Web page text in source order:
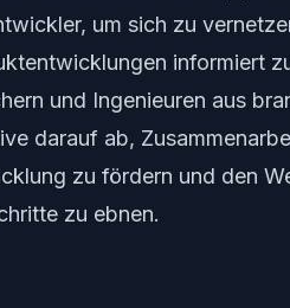
um sich zu
informiert
und Ingenieuren aus
darauf ab,
zu fördern und den
zu ebnen.